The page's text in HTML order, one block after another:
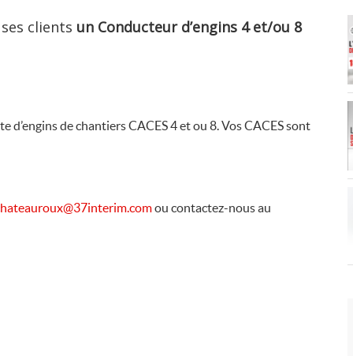
clients un Conducteur d’engins 4 et/ou 8
de chantiers CACES 4 et ou 8. Vos CACES sont
ou contactez-nous au